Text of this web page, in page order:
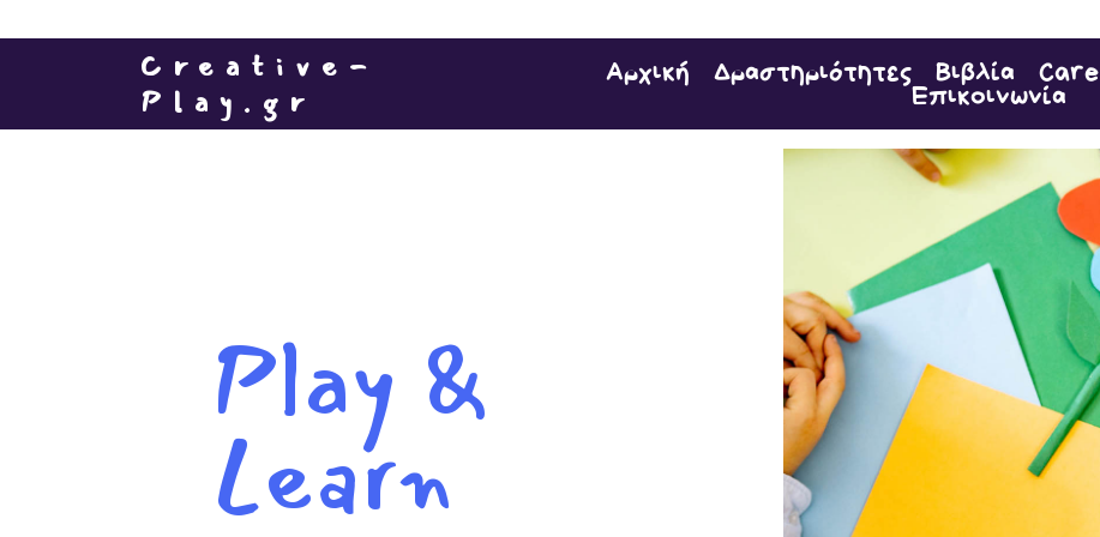
Creative-
Play.gr
Αρχική Δραστηριότητες Βιβλία Care
Επικοινωνία
Play &
Learn